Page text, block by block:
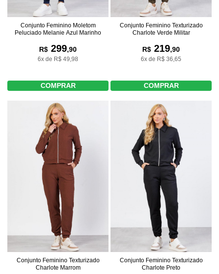
Conjunto Feminino Moletom
Peluciado Melanie Azul Marinho
R$ 299,90
6x de R$ 49,98
COMPRAR
Conjunto Feminino Texturizado
Charlote Verde Militar
R$ 219,90
6x de R$ 36,65
COMPRAR
Conjunto Feminino Texturizado
Charlote Marrom
Conjunto Feminino Texturizado
Charlote Preto